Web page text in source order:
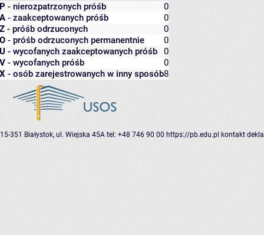
P - nierozpatrzonych próśb
0
A - zaakceptowanych próśb
0
Z - próśb odrzuconych
0
O - próśb odrzuconych permanentnie
0
U - wycofanych zaakceptowanych próśb
0
V - wycofanych próśb
0
X - osób zarejestrowanych w inny sposób8
15-351 Białystok, ul. Wiejska 45A tel: +48 746 90 00 https://pb.edu.pl kontakt